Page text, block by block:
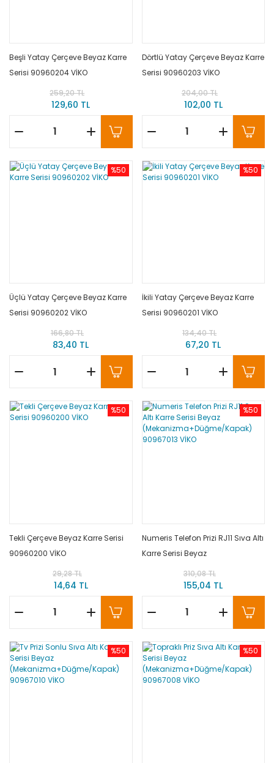
Beşli Yatay Çerçeve Beyaz Karre
Serisi 90960204 VİKO
259,20 TL
129,60 TL
Dörtlü Yatay Çerçeve Beyaz Karre
Serisi 90960203 VİKO
204,00 TL
102,00 TL
%50
Üçlü Yatay Çerçeve Beyaz Karre
Serisi 90960202 VİKO
166,80 TL
83,40 TL
%50
İkili Yatay Çerçeve Beyaz Karre
Serisi 90960201 VİKO
134,40 TL
67,20 TL
%50
Tekli Çerçeve Beyaz Karre Serisi
90960200 VİKO
29,28 TL
14,64 TL
%50
Numeris Telefon Prizi RJ11 Sıva Altı
Karre Serisi Beyaz
(Mekanizma+Düğme/Kapak)
90967013 VİKO
310,08 TL
155,04 TL
%50 %50